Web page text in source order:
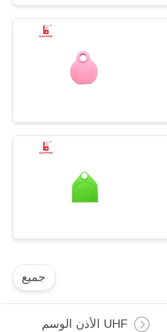
جميع
UHF الأذن الوسم